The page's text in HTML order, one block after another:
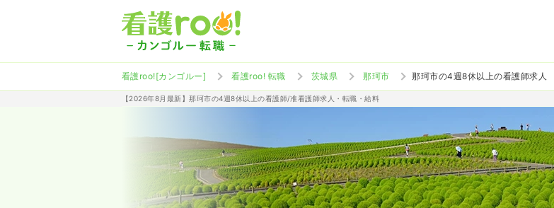
看護roo![カンゴルー] 看護roo! 転職 茨城県 那珂市 那珂市の4週8休以上の看護師求人
【2026年8月最新】那珂市の4週8休以上の看護師/准看護師求人・転職・給料